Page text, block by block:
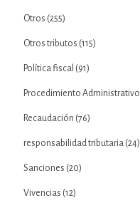
Otros (255)
Otros tributos (115)
Política fiscal (91)
Procedimiento Administrativo
Recaudación (76)
responsabilidad tributaria (24)
Sanciones (20)
Vivencias (12)